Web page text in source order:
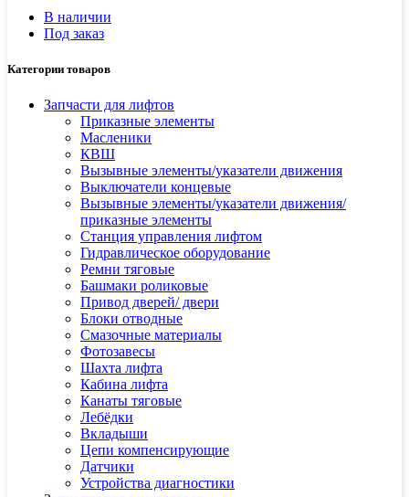
В наличии
Под заказ
Категории товаров
Запчасти для лифтов
Приказные элементы
Масленики
КВШ
Вызывные элементы/указатели движения
Выключатели концевые
Вызывные элементы/указатели движения/
приказные элементы
Станция управления лифтом
Гидравлическое оборудование
Ремни тяговые
Башмаки роликовые
Привод дверей/ двери
Блоки отводные
Смазочные материалы
Фотозавесы
Шахта лифта
Кабина лифта
Канаты тяговые
Лебёдки
Вкладыши
Цепи компенсирующие
Датчики
Устройства диагностики